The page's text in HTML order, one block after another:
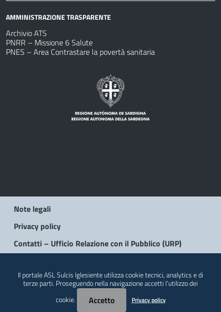
AMMINISTRAZIONE TRASPARENTE
Archivio ATS
PNRR – Missione 6 Salute
PNES – Area Contrastare la povertà sanitaria
Note legali
Privacy policy
Contatti – Ufficio Relazione con il Pubblico (URP)
Il portale ASL Sulcis Iglesiente utilizza cookie tecnici, analytics e di
terze parti. Proseguendo nella navigazione accetti l’utilizzo dei
cookie.
Accetto Privacy policy